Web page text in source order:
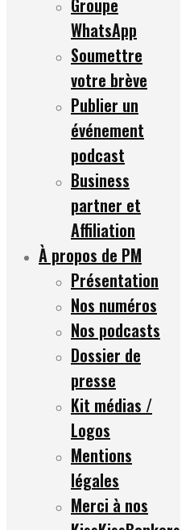
WhatsApp
Soumettre
votre brève
Publier un
événement
podcast
Business
partner et
Affiliation
À propos de PM
Présentation
Nos numéros
Nos podcasts
Dossier de
presse
Kit médias /
Logos
Mentions
légales
Merci à nos